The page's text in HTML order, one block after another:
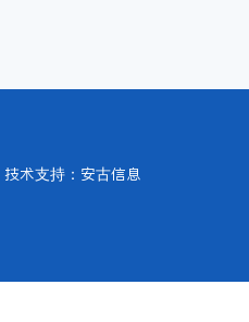
技术支持： 安古信息